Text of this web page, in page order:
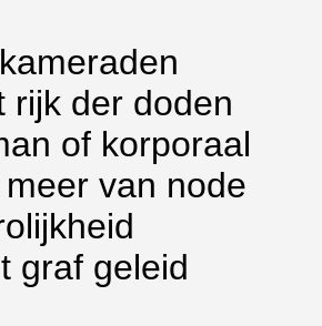
rijk der doden
of korporaal
van node
graf geleid